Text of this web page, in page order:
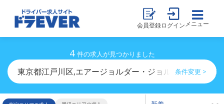
会員登録ログイン メニュー
4 件の求人が見つかりました
東京都江戸川区,エアージョルダー・ジョルダーのドライ
条件変更 >